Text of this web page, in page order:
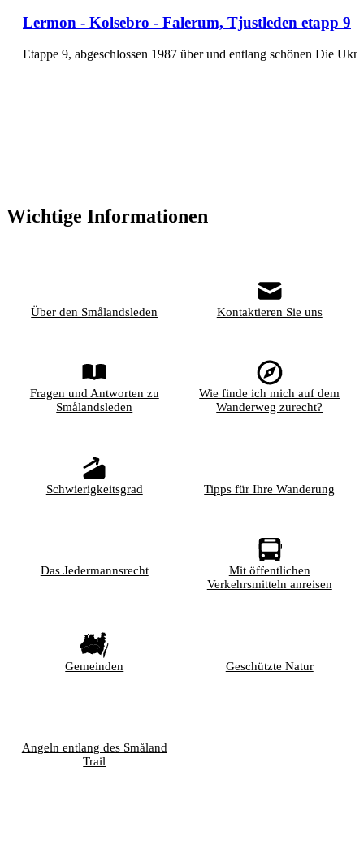
Lermon - Kolsebro - Falerum, Tjustleden etapp 9
Etappe 9, abgeschlossen 1987 über und entlang schönen Die
Wichtige Informationen
Über den Smålandsleden Kontaktieren Sie uns
Fragen und Antworten zu
Smålandsleden
Wie finde ich mich auf dem
Wanderweg zurecht?
Schwierigkeitsgrad Tipps für Ihre Wanderung
Das Jedermannsrecht
Mit öffentlichen
Verkehrsmitteln anreisen
Gemeinden Geschützte Natur
Angeln entlang des Småland
Trail